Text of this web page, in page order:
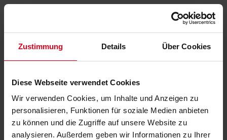
Zustimmung Details Über Cookies
Diese Webseite verwendet Cookies
Wir verwenden Cookies, um Inhalte und Anzeigen zu
personalisieren, Funktionen für soziale Medien anbieten
zu können und die Zugriffe auf unsere Website zu
analysieren. Außerdem geben wir Informationen zu Ihrer